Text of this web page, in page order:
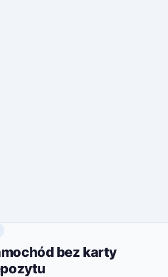
bez karty